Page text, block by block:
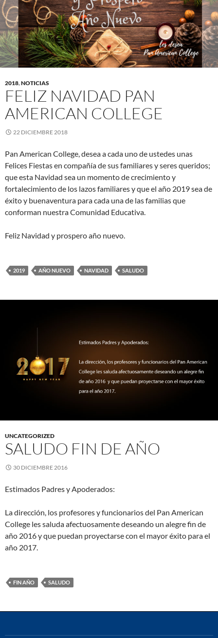
2018,NOTICIAS
FELIZ NAVIDAD PAN
AMERICAN COLLEGE
22 DICIEMBRE 2018
Pan American College, desea a cada uno de ustedes unas
Felices Fiestas en compañía de sus familiares y seres queridos;
que esta Navidad sea un momento de crecimiento y
fortalecimiento de los lazos familiares y que el año 2019 sea de
éxito y buenaventura para cada una de las familias que
conforman nuestra Comunidad Educativa.
Feliz Navidad y prospero año nuevo.
2019 AÑO NUEVO NAVIDAD SALUDO
UNCATEGORIZED
SALUDO FIN DE AÑO
30 DICIEMBRE 2016
Estimados Padres y Apoderados:
La dirección, los profesores y funcionarios del Pan American
College les saluda afectuosamente deseando un alegre fin de
año 2016 y que puedan proyectarse con el mayor éxito para el
año 2017.
FIN AÑO SALUDO